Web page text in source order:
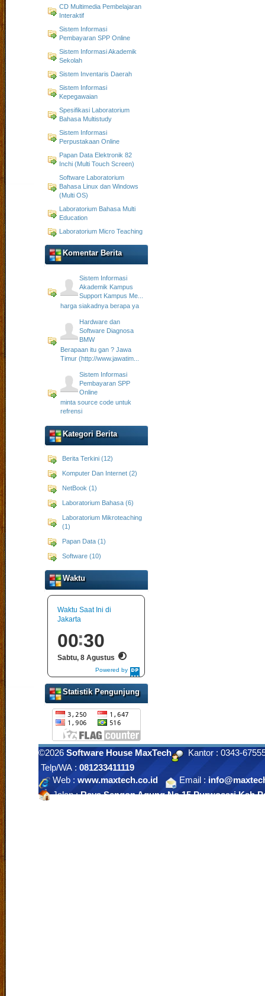
CD Multimedia Pembelajaran
Interaktif
Sistem Informasi
Pembayaran SPP Online
Sistem Informasi Akademik
Sekolah
Sistem Inventaris Daerah
Sistem Informasi
Kepegawaian
Spesifikasi Laboratorium
Bahasa Multistudy
Sistem Informasi
Perpustakaan Online
Papan Data Elektronik 82
Inchi (Multi Touch Screen)
Software Laboratorium
Bahasa Linux dan Windows
(Multi OS)
Laboratorium Bahasa Multi
Education
Laboratorium Micro Teaching
Komentar Berita
Sistem Informasi
Akademik Kampus
Support Kampus Me...
harga siakadnya berapa ya
Hardware dan
Software Diagnosa
BMW
Berapaan itu gan ? Jawa
Timur (http://www.jawatim...
Sistem Informasi
Pembayaran SPP
Online
minta source code untuk
refrensi
Kategori Berita
Berita Terkini (12)
Komputer Dan Internet (2)
NetBook (1)
Laboratorium Bahasa (6)
Laboratorium Mikroteaching
(1)
Papan Data (1)
Software (10)
Waktu
Powered by
DaysPedia.com
Waktu Saat Ini di
Jakarta
00 30
Sabtu, 8 Agustus
Statistik Pengunjung
©2026 Software House MaxTech
Kantor : 0343-
Telp/WA : 081233411119
Web : www.maxtech.co.id Email :
Jalan :Raya Sengon Agung No 15 Purwosari